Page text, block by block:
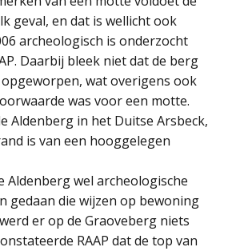
geval, en dat is wellicht ook
archeologisch is onderzocht
Daarbij bleek niet dat de berg
wat overigens ook
was voor een motte.
Aldenberg in het Duitse Arsbeck,
is van een hooggelegen
Aldenberg wel archeologische
gedaan die wijzen op bewoning
er op de Graoveberg niets
RAAP dat de top van